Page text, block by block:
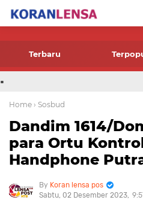
-->
Terbaru
.
Home › Sosbud
Dandim 1614/
para Ortu
Handphone
Koran lensa pos
Sabtu, 02 Desember 2023